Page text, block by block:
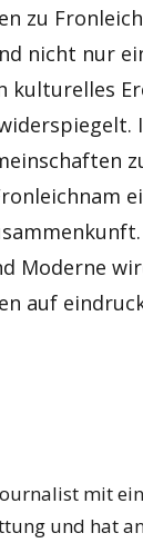
zu
nicht nur
kulturelles
Moderne
auf
mit
und hat